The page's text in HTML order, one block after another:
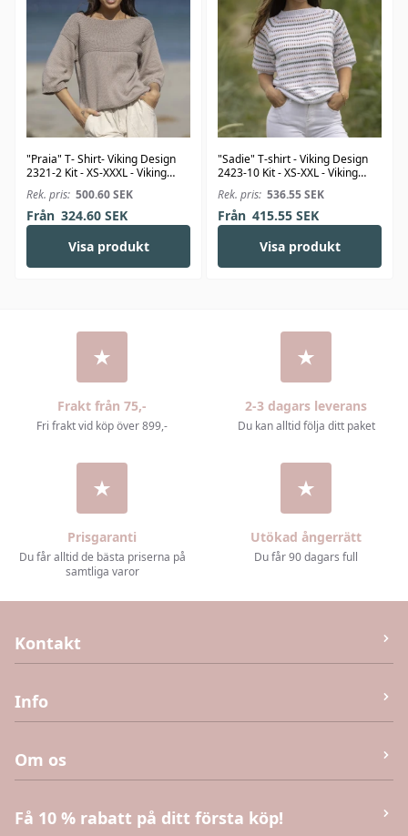
"Praia" T- Shirt- Viking Design
2321-2 Kit - XS-XXXL - Viking
Bjørk
Rek. pris: 500.60SEK
Från 324.60SEK
Visa produkt
"Sadie" T-shirt - Viking Design
2423-10 Kit - XS-XXL - Viking
Linus
Rek. pris: 536.55SEK
Från 415.55SEK
Visa produkt
Frakt från 75,-
Fri frakt vid köp över 899,-
2-3 dagars leverans
Du kan alltid följa ditt paket
Prisgaranti
Du får alltid de bästa priserna på
samtliga varor
Utökad ångerrätt
Du får 90 dagars full
Kontakt
Humlebæk Strandvej 40 (Ej returvara – se köpvillkor),
E-post:
Info
Om os
Köpvillkor
Få 10 % rabatt på ditt första köp!